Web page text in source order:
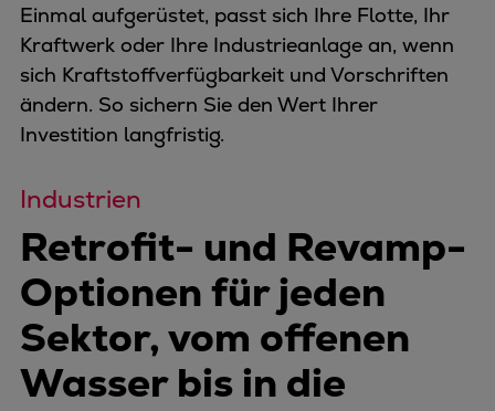
Einmal aufgerüstet, passt sich Ihre Flotte, Ihr
Kraftwerk oder Ihre Industrieanlage an, wenn
sich Kraftstoffverfügbarkeit und Vorschriften
ändern. So sichern Sie den Wert Ihrer
Investition langfristig.
Industrien
Retrofit- und Revamp-
Optionen für jeden
Sektor, vom offenen
Wasser bis in die